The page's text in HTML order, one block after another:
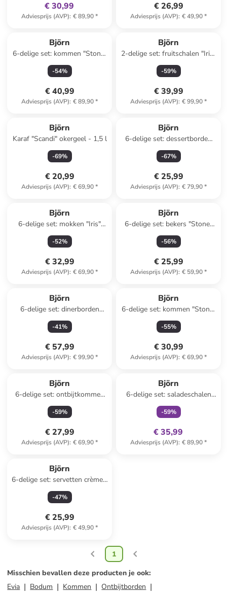
€ 30,99
Adviesprijs (AVP): € 89,90*
€ 26,99
Adviesprijs (AVP): € 49,90*
Björn
6-delige set: kommen "Stone"
grijs - Ø 17,7 cm
-54%
€ 40,99
Adviesprijs (AVP): € 89,90*
Björn
2-delige set: fruitschalen "Iris"
wit
-59%
€ 39,99
Adviesprijs (AVP): € 99,90*
Björn
Karaf "Scandi" okergeel - 1,5 l
-69%
€ 20,99
Adviesprijs (AVP): € 69,90*
Björn
6-delige set: dessertborden
"Cosmos" wit/beige - Ø 21,5
cm
-67%
€ 25,99
Adviesprijs (AVP): € 79,90*
Björn
6-delige set: mokken "Iris"
zwart/wit - 400 ml
-52%
€ 32,99
Adviesprijs (AVP): € 69,90*
Björn
6-delige set: bekers "Stone"
grijs - 150 ml
-56%
€ 25,99
Adviesprijs (AVP): € 59,90*
Björn
6-delige set: dinerborden
"Genesis" lichtblauw - Ø 27
cm
-41%
€ 57,99
Adviesprijs (AVP): € 99,90*
Björn
6-delige set: kommen "Stone"
grijs - Ø 15 cm
-55%
€ 30,99
Adviesprijs (AVP): € 69,90*
Björn
6-delige set: ontbijtkommen
"Color" rood/geel/lichtblauw -
Ø 15 cm
-59%
€ 27,99
Adviesprijs (AVP): € 69,90*
Björn
6-delige set: saladeschalen
"Color" rood/geel/lichtblauw -
Ø 21 cm
-59%
€ 35,99
Adviesprijs (AVP): € 89,90*
Björn
6-delige set: servetten crème -
(L)40 x (B)40 cm
-47%
€ 25,99
Adviesprijs (AVP): € 49,90*
1
Misschien bevallen deze producten je ook:
Evia
Bodum Kommen
Ontbijtborden